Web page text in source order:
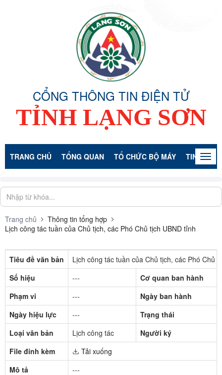
CỔNG THÔNG TIN ĐIỆN TỬ
TỈNH LẠNG SƠN
TRANG CHỦ TỔNG QUAN TỔ CHỨC BỘ MÁY TIN TỨC -
Trang chủ
Thông tin tổng hợp
Lịch công tác tuần của Chủ tịch, các Phó Chủ tịch UBND tỉnh
Tiêu đề văn bản
Lịch công tác tuần của Chủ tịch, các Phó Chủ
Số hiệu
---
Cơ quan ban hành
Phạm vi
---
Ngày ban hành
Ngày hiệu lực
---
Trạng thái
Loại văn bản
Lịch công tác
Người ký
File đính kèm
Tải xuống
Mô tả
---